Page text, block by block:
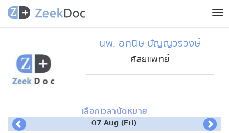
นพ. อกนิษ ปัญญวรวงษ์
ศัลยแพทย์
เลือกเวลานัดหมาย
07 Aug (Fri)